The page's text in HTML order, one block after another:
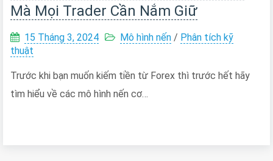
Mà Mọi Trader Cần Nắm Giữ
15 Tháng 3, 2024 Mô hình nến / Phân tích kỹ
thuật
Trước khi bạn muốn kiếm tiền từ Forex thì trước hết hãy
tìm hiểu về các mô hình nến cơ…